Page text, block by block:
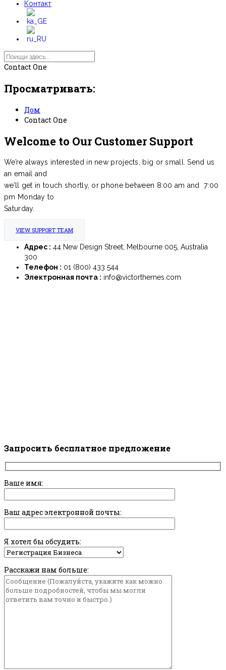
Контакт
Contact One
Просматривать:
Дом
Contact One
Welcome to Our Customer Support
We’re always interested in new projects, big or small. Send us
an email and
we’ll get in touch shortly, or phone between 8:00 am and 7:00
pm Monday to
Saturday.
VIEW SUPPORT TEAM
Адрес : 44 New Design Street, Melbourne 005, Australia
300
Телефон : 01 (800) 433 544
Электронная почта : info@victorthemes.com
Запросить бесплатное предложение
Ваше имя:
Ваш адрес электронной почты:
Я хотел бы обсудить:
Расскажи нам больше: